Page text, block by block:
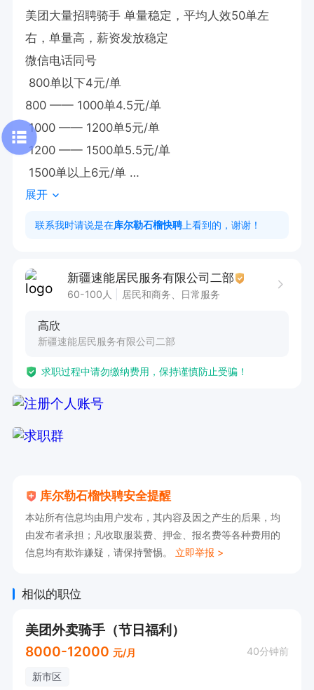
美团大量招聘骑手 单量稳定，平均人效50单左
右，单量高，薪资发放稳定
微信电话同号
800单以下4元/单
800 —— 1000单4.5元/单
1000 —— 1200单5元/单
1200 —— 1500单5.5元/单
1500单以上6元/单
全勤奖300元
每日40单 1200单可发5400元左右
（以上薪资为全勤奖+单量价格，未扣除保险费用
务 可付一部分提前使用车辆
欢迎投递简历或者电话咨询
展开
联系我时请说是在库尔勒石榴快聘 上看到的，谢谢！
新疆速能居民服务有限公司二部
60-100人 居民和商务、日常服务
高欣
新疆速能居民服务有限公司二部
求职过程中请勿缴纳费用，保持谨慎防止受骗！
库尔勒石榴快聘安全提醒
本站所有信息均由用户发布，其内容及因之产生的后果，均
由发布者承担；凡收取服装费、押金、报名费等各种费用的
信息均有欺诈嫌疑，请保持警惕。 立即举报 >
相似的职位
美团外卖骑手（节日福利）
8000-12000 元/月 40分钟前
新市区